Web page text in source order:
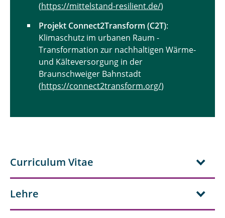
Dipl.-Inf. (FH) Lars Paternoster
Prof. Dr. Cornelia Dowling
Ehemalige Mitarbeitende
(https://mittelstand-resilient.de/)
Projekt Connect2Transform (C2T):
Klimaschutz im urbanen Raum -
Transformation zur nachhaltigen Wärme-
und Kälteversorgung in der
Braunschweiger Bahnstadt
(https://connect2transform.org/)
Curriculum Vitae
Lehre